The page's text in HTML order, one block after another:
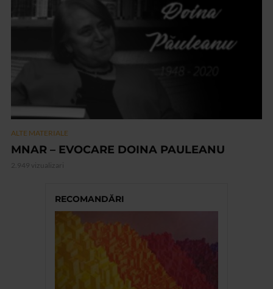
ALTE MATERIALE
MNAR – EVOCARE DOINA PAULEANU
2.949 vizualizari
RECOMANDĂRI